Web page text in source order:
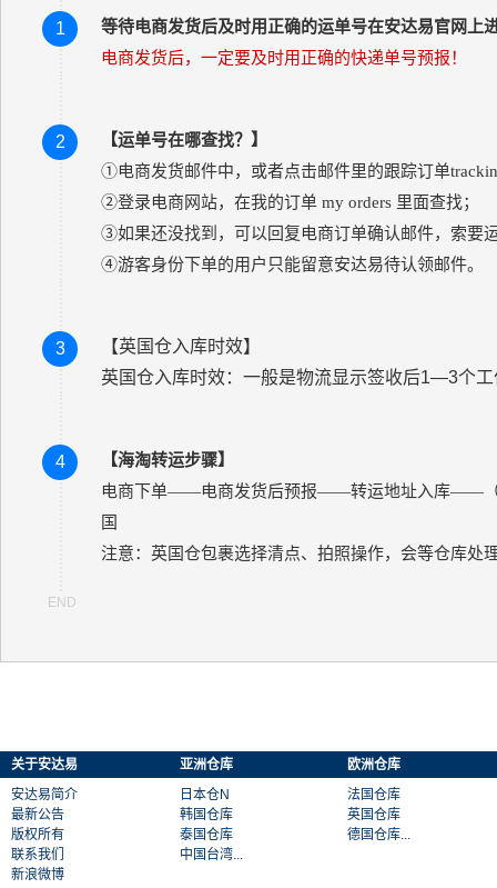
1 等待电商发货后及时用正确的运单号在安达易官网上
电商发货后，一定要及时用正确的快递单号预报！
2
【运单号在哪查找？】
①电商发货邮件中，或者点击邮件里的跟踪订单
②登录电商网站，在我的订单 my orders 里面查找；
③如果还没找到，可以回复电商订单确认邮件，索要
④游客身份下单的用户只能留意安达易待认领邮件。
3
【英国仓入库时效】
英国仓入库时效：一般是物流显示签收后1—3个
4
【海淘转运步骤】
电商下单——电商发货后预报——转运地址入库——
国
注意：英国仓包裹选择清点、拍照操作，会等仓库处
关于安达易
安达易简介
最新公告
版权所有
联系我们
新浪微博
亚洲仓库
日本仓N
韩国仓库
泰国仓库
中国台湾...
欧洲仓库
法国仓库
英国仓库
德国仓库...